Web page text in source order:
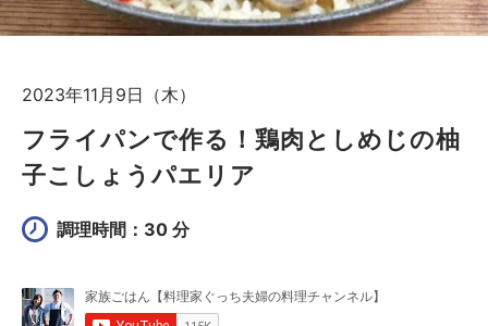
2023年11月9日（木）
フライパンで作る！鶏肉としめじの柚
子こしょうパエリア
調理時間：30 分